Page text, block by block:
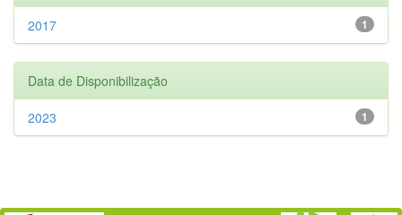
1
2017
Data de Disponibilização
1
2023